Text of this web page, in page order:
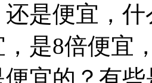
是便宜，
是8倍便宜
宜的？有